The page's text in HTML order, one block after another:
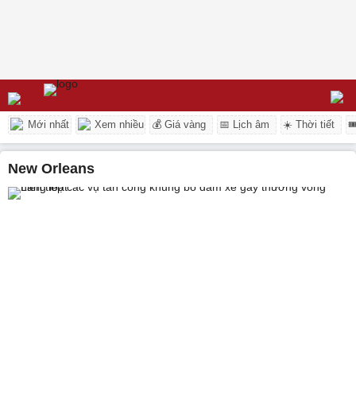
Mới nhất Xem nhiều 💰 Giá vàng 📅 Lịch âm ☀️ Thời tiết
New Orleans